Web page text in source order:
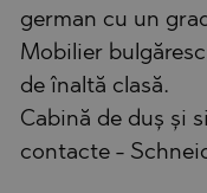
german cu un
Mobilier
de înaltă clasă.
Cabină de duș și
contacte -